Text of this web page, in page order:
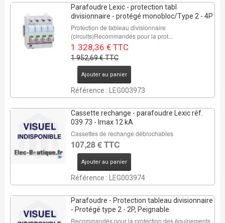
Parafoudre Lexic - protection tabl
divisionnaire - protégé monobloc/Type 2 - 4P
Protection de tableau divisionnaire
(circuits)Recommandés pour la prot...
1 328,36 € TTC
1 952,69 € TTC
Ajouter au panier
Référence : LEG003973
Cassette rechange - parafoudre Lexic réf.
039 73 - Imax 12 kA
Cassettes de rechange débrochables
107,28 € TTC
Ajouter au panier
Référence : LEG003974
Parafoudre - Protection tableau divisionnaire
- Protégé type 2 - 2P, Peignable
Recommandés pour la protection des équipements